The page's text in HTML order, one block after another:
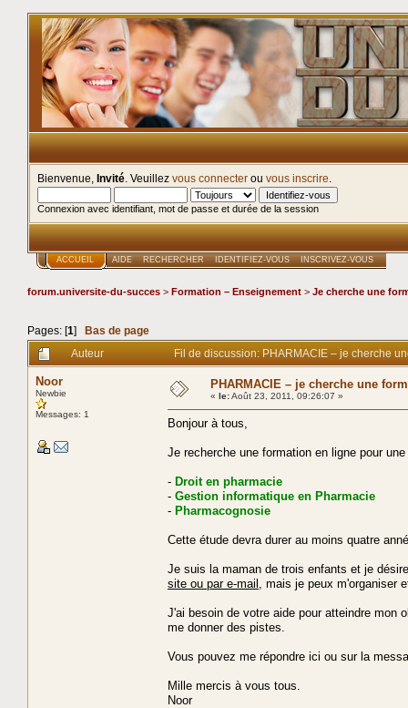
Bienvenue, Invité . Veuillez vous connecter ou vous inscrire
Connexion avec identifiant, mot de passe et durée de la session
ACCUEIL AIDE RECHERCHER IDENTIFIEZ-VOUS INSCRIVEZ-VOUS
forum.universite-du-succes > Formation – Enseignement > Je cherche une
Pages: [1] Bas de page
Auteur
Fil de discussion: PHARMACIE – je cherche
Noor
Newbie
Messages: 1
PHARMACIE – je cherche une
« le:Août 23, 2011, 09:26:07 »
Bonjour à tous,
Je recherche une formation en ligne pour
- Droit en pharmacie
- Gestion informatique en Pharmacie
- Pharmacognosie
Cette étude devra durer au moins quatre
Je suis la maman de trois enfants et je
site ou par e-mail , mais je peux
J'ai besoin de votre aide pour atteindre mon
me donner des pistes.
Vous pouvez me répondre ici ou sur la
Mille mercis à vous tous.
Noor